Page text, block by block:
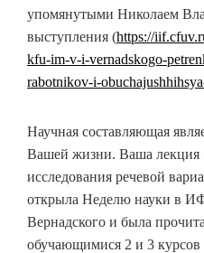
упомянутыми Николаем
выступления (https://
kfu-im-v-i-vernadskogo-
rabotnikov-i-
Научная составляющая
Вашей жизни. Ваша лекция
исследования речевой
открыла Неделю науки в
Вернадского и была
обучающимися 2 и 3